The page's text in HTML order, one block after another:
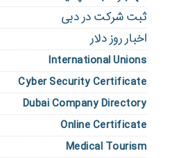
ثبت شرکت در دبی
اخبار روز دلار
International Unions
Cyber Security Certificate
Dubai Company Directory
Online Certificate
Medical Tourism